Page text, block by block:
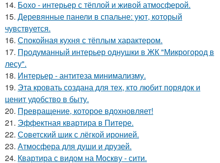
14. Бохо - интерьер с тёплой и живой атмосферой.
15. Деревянные панели в спальне: уют, который
чувствуется.
16. Спокойная кухня с тёплым характером.
17. Продуманный интерьер однушки в ЖК "Микрогород в
лесу".
18. Интерьер - антитеза минимализму.
19. Эта кровать создана для тех, кто любит порядок и
ценит удобство в быту.
20. Превращение, которое вдохновляет!
21. Эффектная квартира в Питере.
22. Советский шик с лёгкой иронией.
23. Атмосфера для души и друзей.
24. Квартира с видом на Москву - сити.